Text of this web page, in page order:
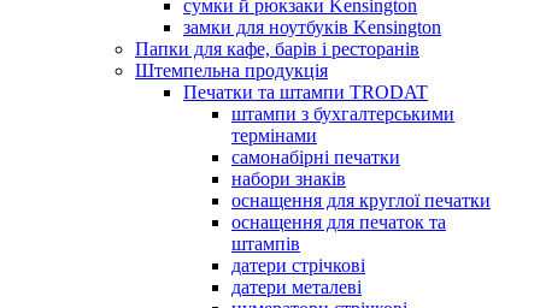
сумки й рюкзаки Kensington
замки для ноутбуків Kensington
Папки для кафе, барів і ресторанів
Штемпельна продукція
Печатки та штампи TRODAT
штампи з бухгалтерськими
термінами
самонабірні печатки
набори знаків
оснащення для круглої печатки
оснащення для печаток та
штампів
датери стрічкові
датери металеві